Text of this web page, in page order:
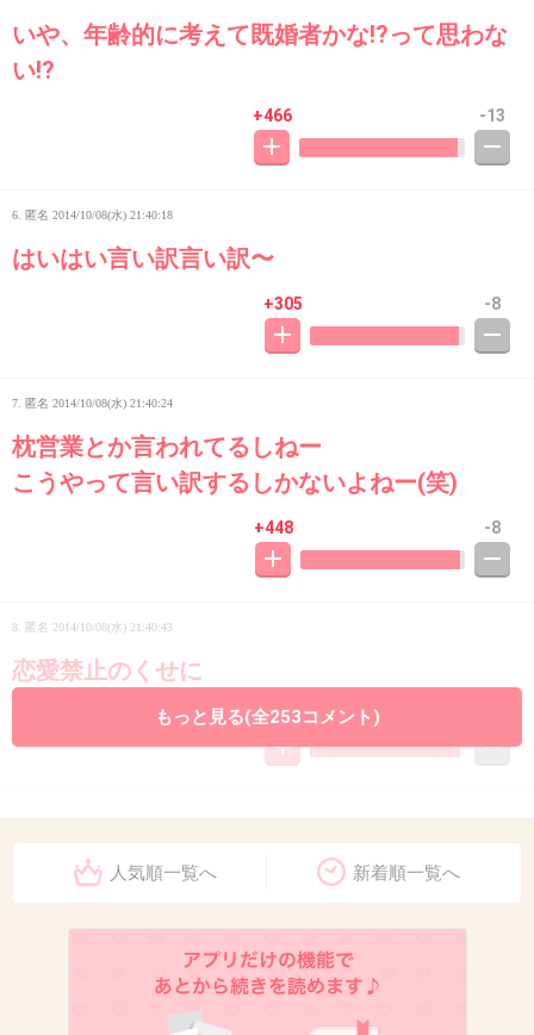
いや、年齢的に考えて既婚者かな!?って思わな
い!?
+466 -13
6. 匿名 2014/10/08(水) 21:40:18
はいはい言い訳言い訳〜
+305 -8
7. 匿名 2014/10/08(水) 21:40:24
枕営業とか言われてるしねー
こうやって言い訳するしかないよねー(笑)
+448 -8
8. 匿名 2014/10/08(水) 21:40:43
恋愛禁止のくせに
+315
9. 匿名2014/10/08(水) 21:40:49
そっか～知らなかったんだね～じゃあ仕方ない
(´∀`)ってなる?
もっと見る(全253コメント)
人気順一覧へ 新着順一覧へ